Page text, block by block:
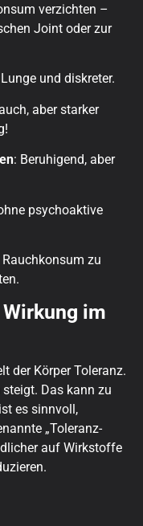
verzichten –
Joint oder zur
und diskreter.
aber starker
: Beruhigend, aber
psychoaktive
zu
im
der Körper Toleranz.
Das kann zu
es sinnvoll,
„Toleranz-
auf Wirkstoffe